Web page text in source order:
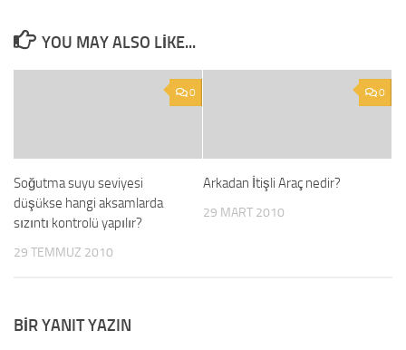
YOU MAY ALSO LIKE...
0
Soğutma suyu seviyesi
düşükse hangi aksamlarda
sızıntı kontrolü yapılır?
29 TEMMUZ 2010
0
Arkadan İtişli Araç nedir?
29 MART 2010
BIR YANIT YAZIN